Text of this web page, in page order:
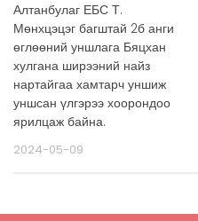
Алтанбулаг ЕБС Т.
Мөнхцэцэг багштай 2б анги
өглөөний уншлага Бяцхан
хулгана ширээний найз
нартайгаа хамтарч уншиж
уншсан үлгэрээ хоорондоо
ярилцаж байна.
2024-05-09